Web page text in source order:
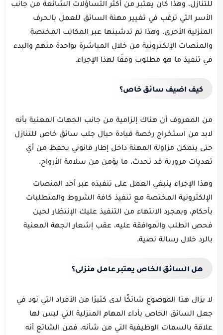
للتنازل، وهذا كان يعتبر من أكثر التساؤلات الشائعة من جانب
الأسر التي ترغب في تغيير مهنة السائق للعمل بالحرف
المنزلية الأخرى، وهذا تم تدشينها عبر المكاتب المختصة
والمنصات الإلكترونية من خلال المباشرة بواحدة منهم والبدء
في تنفيذ ما هو مطلوب وفقًا لهذا الإجراء.
كيف اضيف سائق خاص؟
من المعروف أن هناك إلزامية من جانب الجهات المعنية بأنه
لابد من استخراج رخصة قيادة حيال جلب سائق خاص للتنازل
حتى يتمكن مزاولة المهنة داخل إطار قانوني يحفظ من أي
تعديات مرورية قد تحدث، ما يؤمن من سلامة الأرواح.
وهذا الإجراء ينبغي العمل على تنفيذه عبر أحد المنصات
الإلكترونية المختصة مع تنفيذ كافة الشروط والمتطلبات
بأحكام، وبمجرد الانتهاء من التنفيذ عليك الإنتظار لحين
فحص الطلب والموافقة عليه، عقب إشعار الجهة المعنية
بالرد خلال رسالة نصية.
هل السائق الخاص يعتبر عامل منزلى؟
لا يزال هذا الموضوع شائكًا لدى كثيرًا من الأفراد التي تود في
جعل السائق الخاص بأداء المهام المنزلية التي ليس لها
علاقة بالسمات الوظيفية التي من شأنه، فمن الشائع أنه